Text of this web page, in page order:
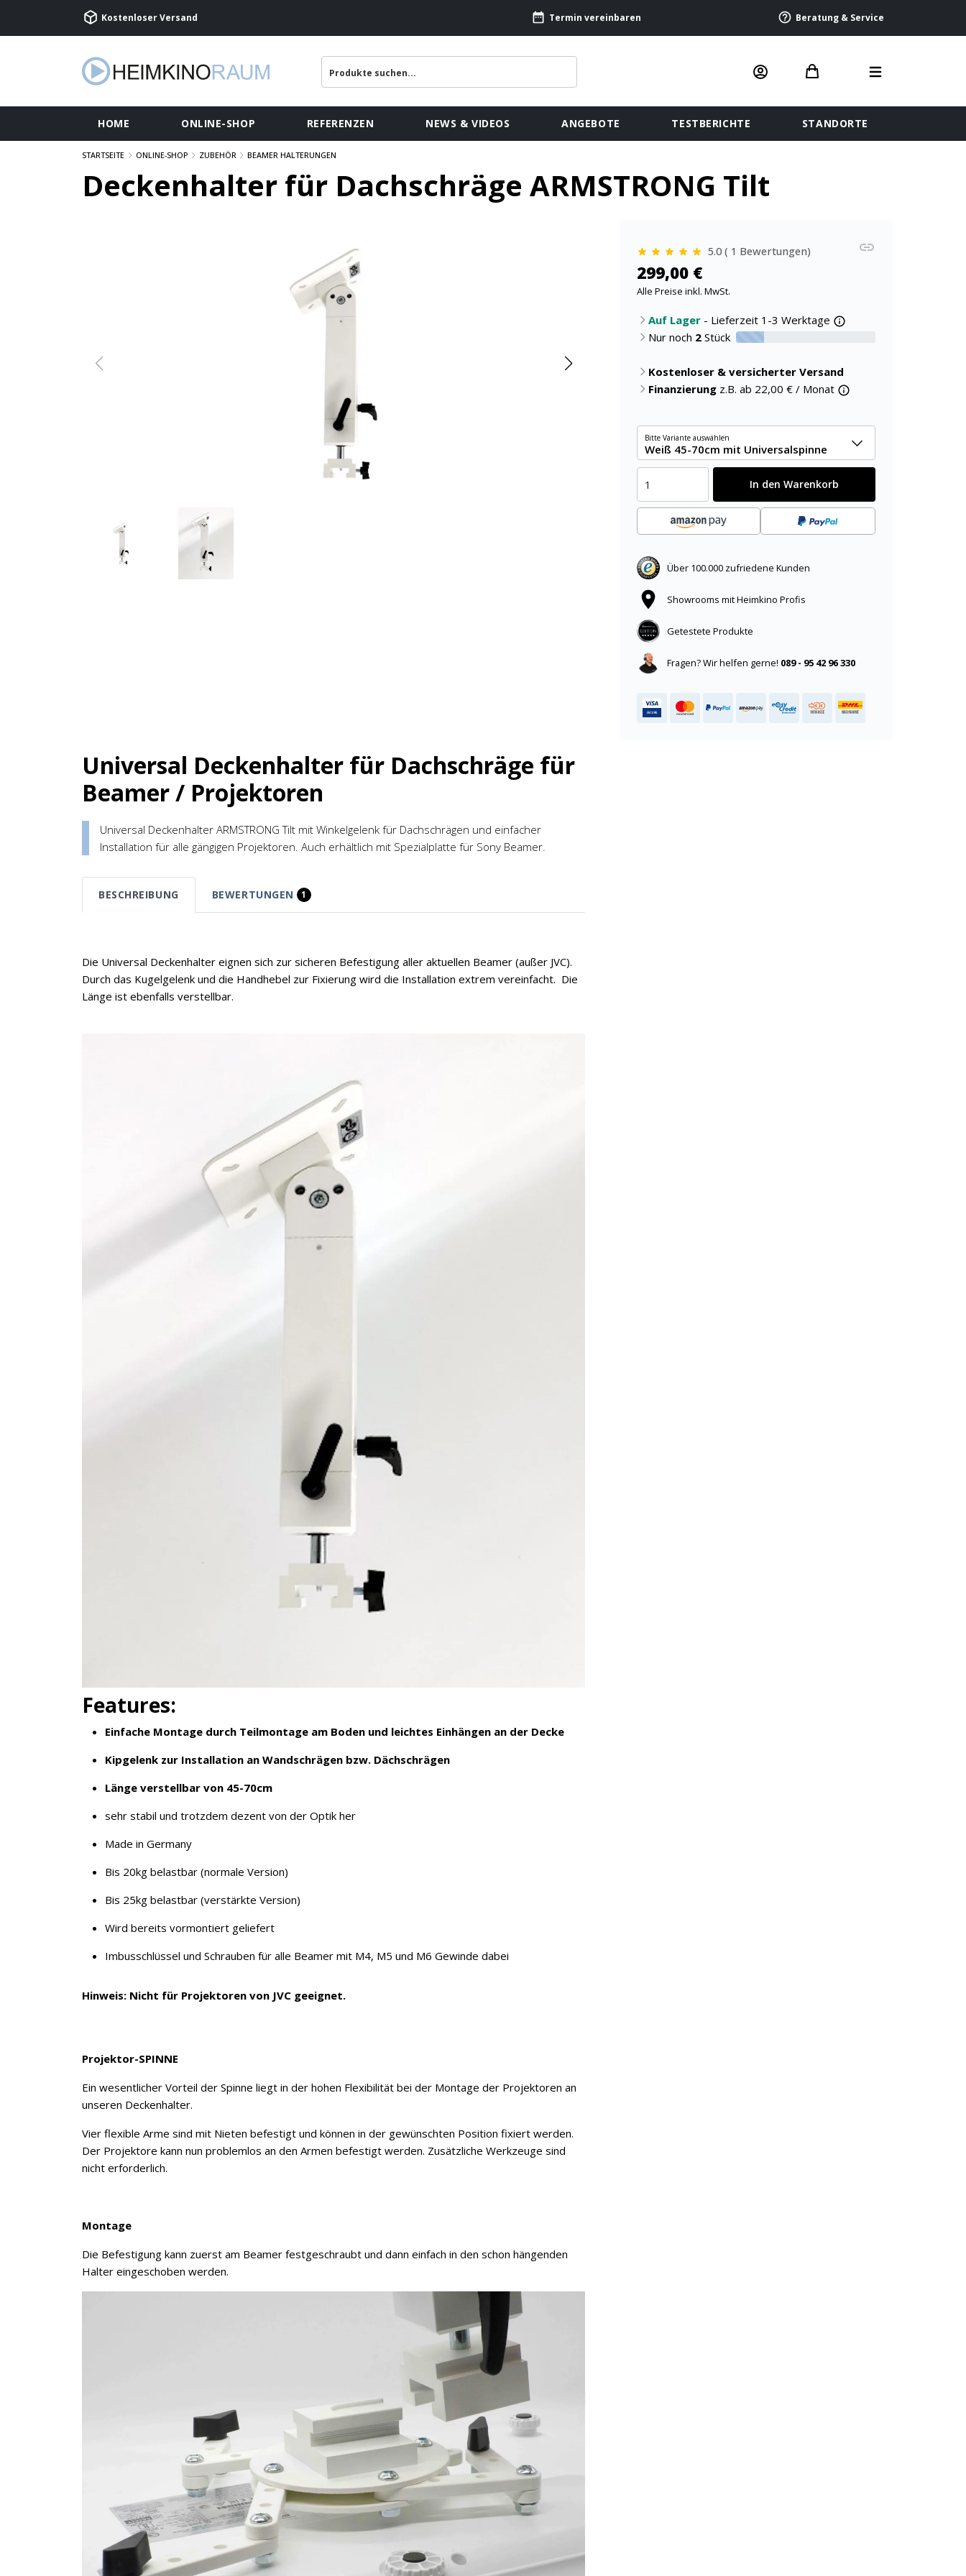
Kostenloser Versand Termin vereinbaren Beratung & Service
HOME ONLINE-SHOP REFERENZEN NEWS & VIDEOS ANGEBOTE TESTBERICHTE STANDORTE
STARTSEITE ONLINE-SHOP ZUBEHÖR BEAMER HALTERUNGEN
Deckenhalter für Dachschräge ARMSTRONG Tilt
5.0 ( 1 Bewertungen)
299,00 €
Alle Preise inkl. MwSt.
Auf Lager - Lieferzeit 1-3 Werktage
Nur noch 2 Stück 20% verfügbar
Kostenloser & versicherter Versand
Finanzierung z.B. ab 22,00 € / Monat
Bitte Variante auswählen
Weiß 45-70cm mit Universalspinne
In den Warenkorb
Über 100.000 zufriedene Kunden
Showrooms mit Heimkino Profis
Getestete Produkte
Fragen? Wir helfen gerne! 089 - 95 42 96 330
Universal Deckenhalter für Dachschräge für
Beamer / Projektoren
Universal Deckenhalter ARMSTRONG Tilt mit Winkelgelenk für Dachschrägen und einfacher
Installation für alle gängigen Projektoren. Auch erhältlich mit Spezialplatte für Sony Beamer.
BESCHREIBUNG BEWERTUNGEN 1
Die Universal Deckenhalter eignen sich zur sicheren Befestigung aller aktuellen Beamer (außer JVC).
Durch das Kugelgelenk und die Handhebel zur Fixierung wird die Installation extrem vereinfacht. Die
Länge ist ebenfalls verstellbar.
Features:
Einfache Montage durch Teilmontage am Boden und leichtes Einhängen an der Decke
Kipgelenk zur Installation an Wandschrägen bzw. Dächschrägen
Länge verstellbar von 45-70cm
sehr stabil und trotzdem dezent von der Optik her
Made in Germany
Bis 20kg belastbar (normale Version)
Bis 25kg belastbar (verstärkte Version)
Wird bereits vormontiert geliefert
Imbusschlüssel und Schrauben für alle Beamer mit M4, M5 und M6 Gewinde dabei
Hinweis: Nicht für Projektoren von JVC geeignet.
Projektor-SPINNE
Ein wesentlicher Vorteil der Spinne liegt in der hohen Flexibilität bei der Montage der Projektoren an
unseren Deckenhalter.
Vier flexible Arme sind mit Nieten befestigt und können in der gewünschten Position fixiert werden.
Der Projektore kann nun problemlos an den Armen befestigt werden. Zusätzliche Werkzeuge sind
nicht erforderlich.
Montage
Die Befestigung kann zuerst am Beamer festgeschraubt und dann einfach in den schon hängenden
Halter eingeschoben werden.
jederzeit kündbar.
Mit der Anmeldung akzeptieren Sie unsere
Datenschutzerklärung. Sie können sich